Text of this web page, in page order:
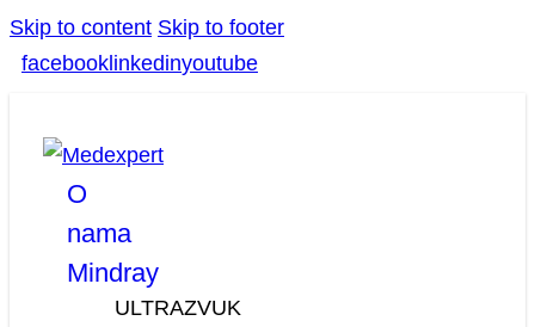
Skip to content Skip to footer
facebook linkedinyoutube
O
nama
Mindray
ULTRAZVUK